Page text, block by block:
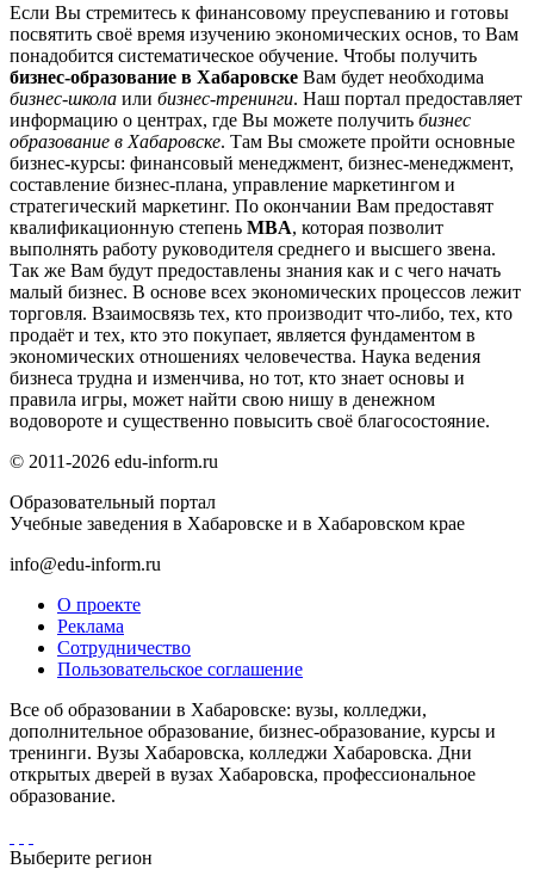
Если Вы стремитесь к финансовому преуспеванию и готовы
посвятить своё время изучению экономических основ, то Вам
понадобится систематическое обучение. Чтобы получить
бизнес-образование в Хабаровске Вам будет необходима
бизнес-школа или бизнес-тренинги. Наш портал предоставляет
информацию о центрах, где Вы можете получить бизнес
образование в Хабаровске. Там Вы сможете пройти основные
бизнес-курсы: финансовый менеджмент, бизнес-менеджмент,
составление бизнес-плана, управление маркетингом и
стратегический маркетинг. По окончании Вам предоставят
квалификационную степень MBA, которая позволит
выполнять работу руководителя среднего и высшего звена.
Так же Вам будут предоставлены знания как и с чего начать
малый бизнес. В основе всех экономических процессов лежит
торговля. Взаимосвязь тех, кто производит что-либо, тех, кто
продаёт и тех, кто это покупает, является фундаментом в
экономических отношениях человечества. Наука ведения
бизнеса трудна и изменчива, но тот, кто знает основы и
правила игры, может найти свою нишу в денежном
водовороте и существенно повысить своё благосостояние.
© 2011-2026 edu-inform.ru
Образовательный портал
Учебные заведения в Хабаровске и в Хабаровском крае
info@edu-inform.ru
О проекте
Реклама
Сотрудничество
Пользовательское соглашение
Все об образовании в Хабаровске: вузы, колледжи,
дополнительное образование, бизнес-образование, курсы и
тренинги. Вузы Хабаровска, колледжи Хабаровска. Дни
открытых дверей в вузах Хабаровска, профессиональное
образование.
Выберите регион